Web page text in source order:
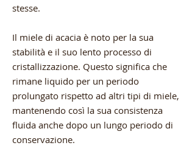
stesse.
Il miele di acacia è noto per la sua
stabilità e il suo lento processo di
cristallizzazione. Questo significa che
rimane liquido per un periodo
prolungato rispetto ad altri tipi di miele,
mantenendo così la sua consistenza
fluida anche dopo un lungo periodo di
conservazione.